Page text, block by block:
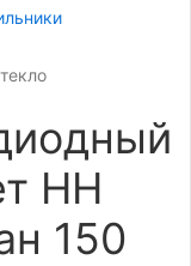
Свет НН ССдУ 01
НН
150